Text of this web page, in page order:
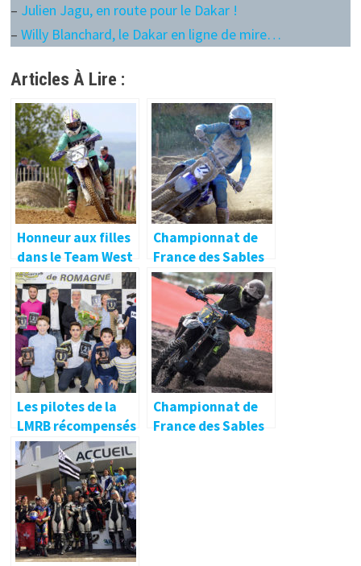
– Julien Jagu, en route pour le Dakar !
– Willy Blanchard, le Dakar en ligne de mire…
Articles À Lire :
Honneur aux filles
dans le Team West
Friends Mx 🔐
Championnat de
France des Sables
2018
Les pilotes de la
LMRB récompensés
!
Championnat de
France des Sables